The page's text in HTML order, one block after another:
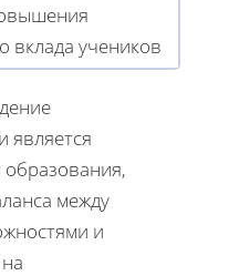
вклада учеников
является
между
и